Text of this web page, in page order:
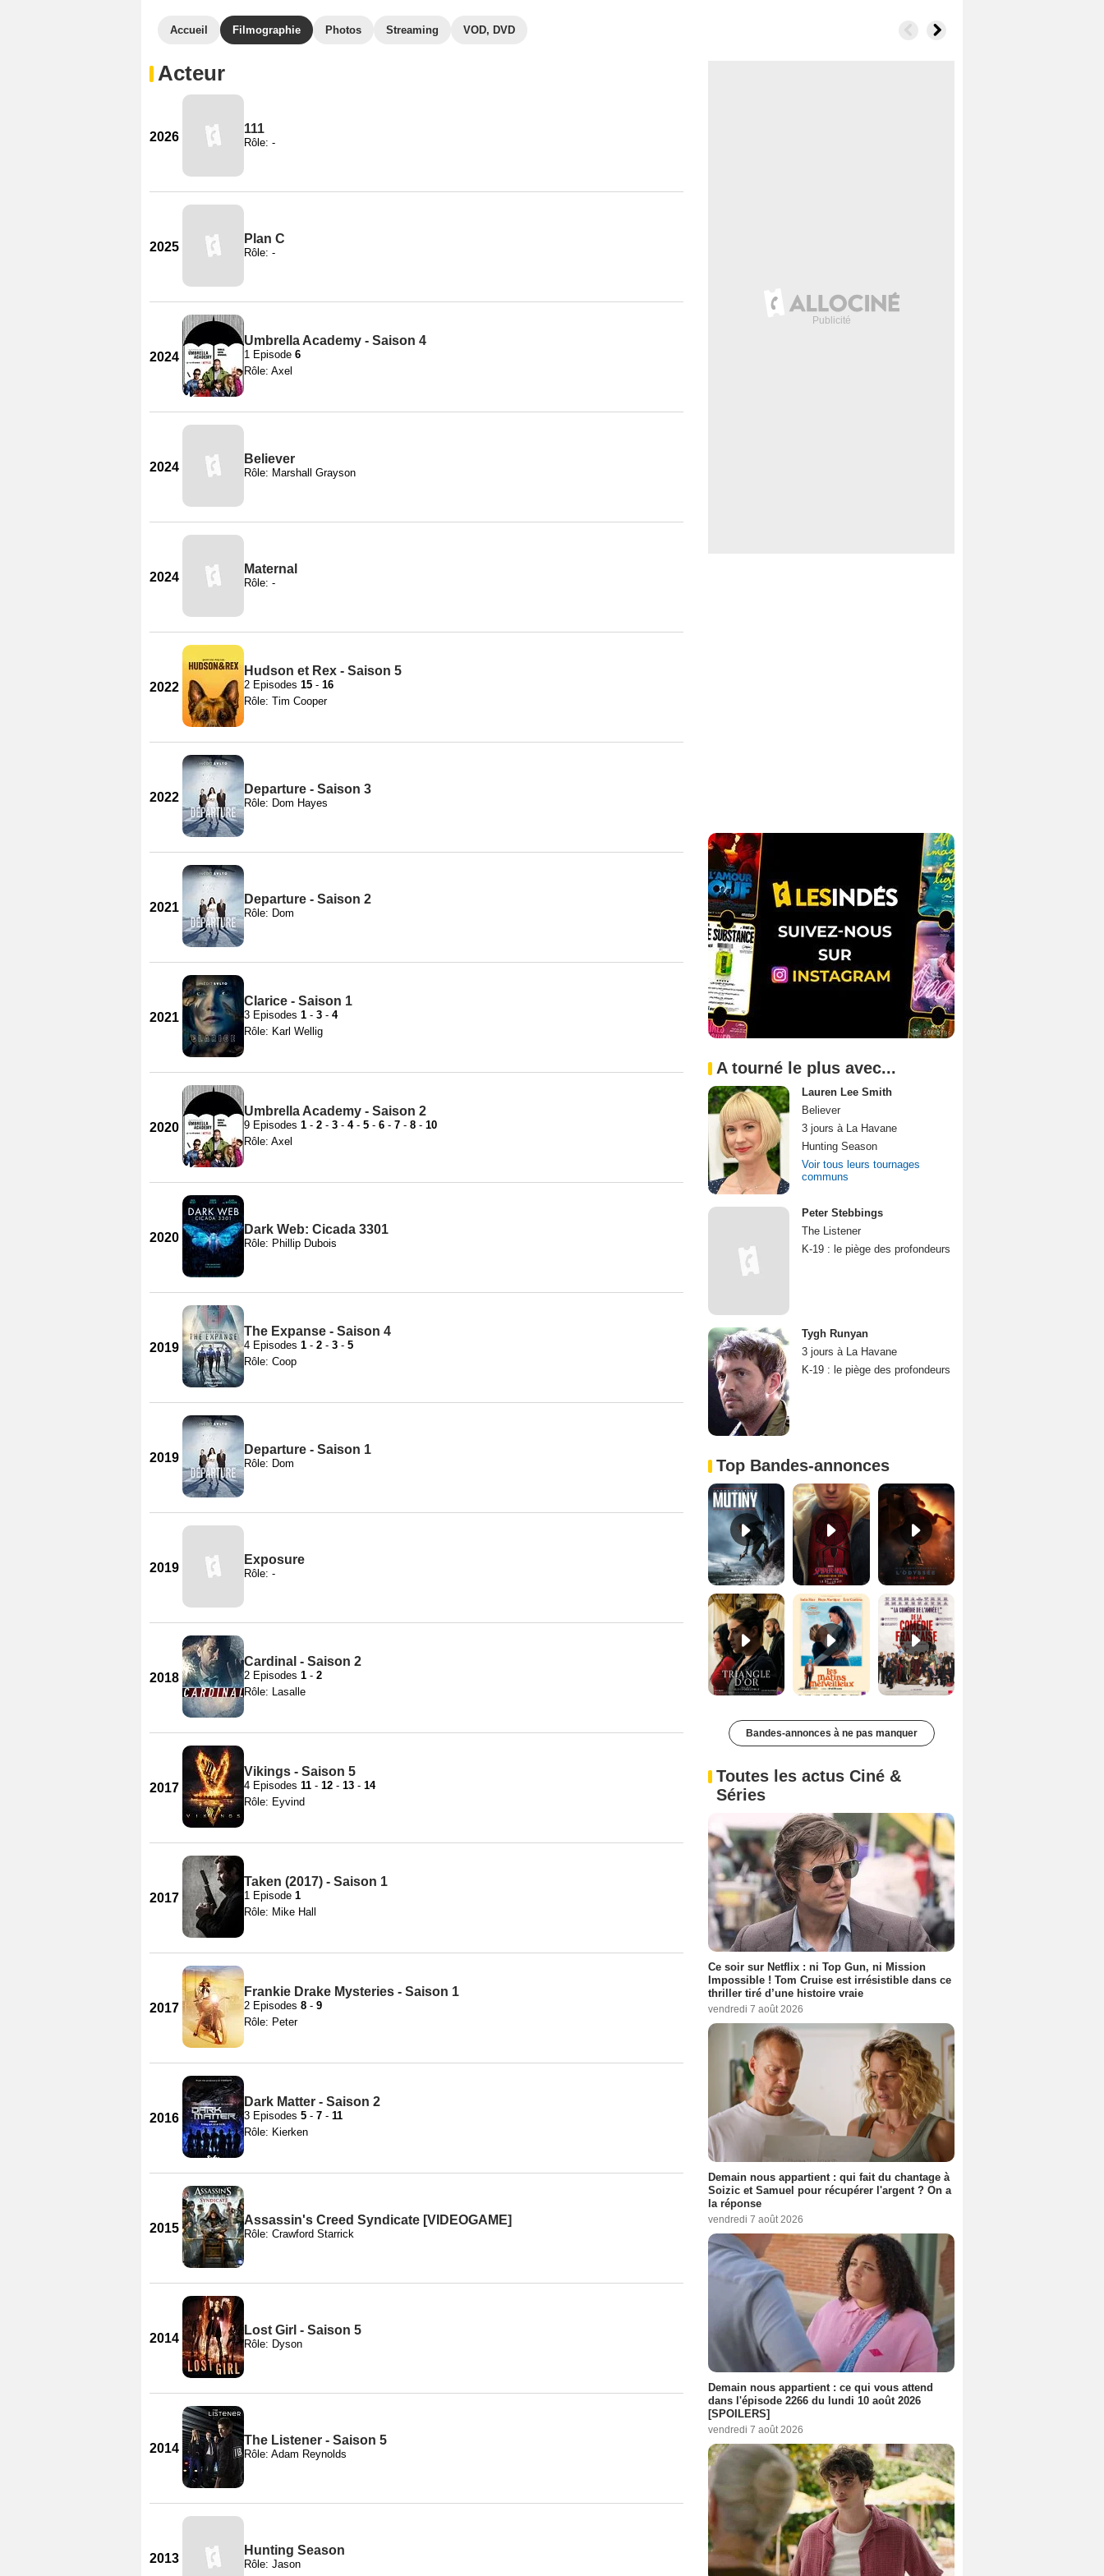
Accueil Filmographie Photos Streaming VOD, DVD
Acteur
2026
111
Rôle: -
2025
Plan C
Rôle: -
2024
Umbrella Academy - Saison 4
1 Episode 6
Rôle: Axel
2024
Believer
Rôle: Marshall Grayson
2024
Maternal
Rôle: -
2022
Hudson et Rex - Saison 5
2 Episodes 15 - 16
Rôle: Tim Cooper
2022
Departure - Saison 3
Rôle: Dom Hayes
2021
Departure - Saison 2
Rôle: Dom
2021
Clarice - Saison 1
3 Episodes 1 - 3 - 4
Rôle: Karl Wellig
2020
Umbrella Academy - Saison 2
9 Episodes 1 - 2 - 3 - 4- 5 - 6 - 7 - 8 - 10
Rôle: Axel
2020
Dark Web: Cicada 3301
Rôle: Phillip Dubois
2019
The Expanse - Saison 4
4 Episodes 1 - 2 - 3 - 5
Rôle: Coop
2019
Departure - Saison 1
Rôle: Dom
2019
Exposure
Rôle: -
2018
Cardinal - Saison 2
2 Episodes 1 - 2
Rôle: Lasalle
2017
Vikings - Saison 5
4 Episodes 11 - 12 - 13 - 14
Rôle: Eyvind
2017
Taken (2017) - Saison 1
1 Episode 1
Rôle: Mike Hall
2017
Frankie Drake Mysteries - Saison 1
2 Episodes 8 - 9
Rôle: Peter
2016
Dark Matter - Saison 2
3 Episodes 5 - 7 - 11
Rôle: Kierken
2015
Assassin's Creed Syndicate [VIDEOGAME]
Rôle: Crawford Starrick
2014
Lost Girl - Saison 5
Rôle: Dyson
2014
The Listener - Saison 5
Rôle: Adam Reynolds
2013
Hunting Season
Rôle: Jason
A tourné le plus avec...
Lauren Lee Smith
Believer
3 jours à La Havane
Hunting Season
Voir tous leurs tournages
communs
Peter Stebbings
The Listener
K-19 : le piège des profondeurs
Tygh Runyan
3 jours à La Havane
K-19 : le piège des profondeurs
Top Bandes-annonces
Mutiny Bande-annonce VO STFR Spider-Man: Brand New Day Bande-annonce VO STFR
Le Triangle d'or Bande-annonce VF De la Comédie-Française Teaser VF
Bandes-annonces à ne pas manquer
Toutes les actus Ciné &
Séries
Ce soir sur Netflix : ni Top Gun, ni Mission
Impossible ! Tom Cruise est irrésistible dans ce
thriller tiré d’une histoire vraie
vendredi 7 août 2026
Demain nous appartient : qui fait du chantage à
Soizic et Samuel pour récupérer l'argent ? On a
la réponse
vendredi 7 août 2026
Demain nous appartient : ce qui vous attend
dans l'épisode 2266 du lundi 10 août 2026
[SPOILERS]
vendredi 7 août 2026